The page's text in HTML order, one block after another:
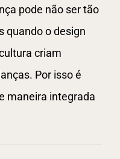
pode não ser tão
quando o design
criam
Por isso é
maneira integrada